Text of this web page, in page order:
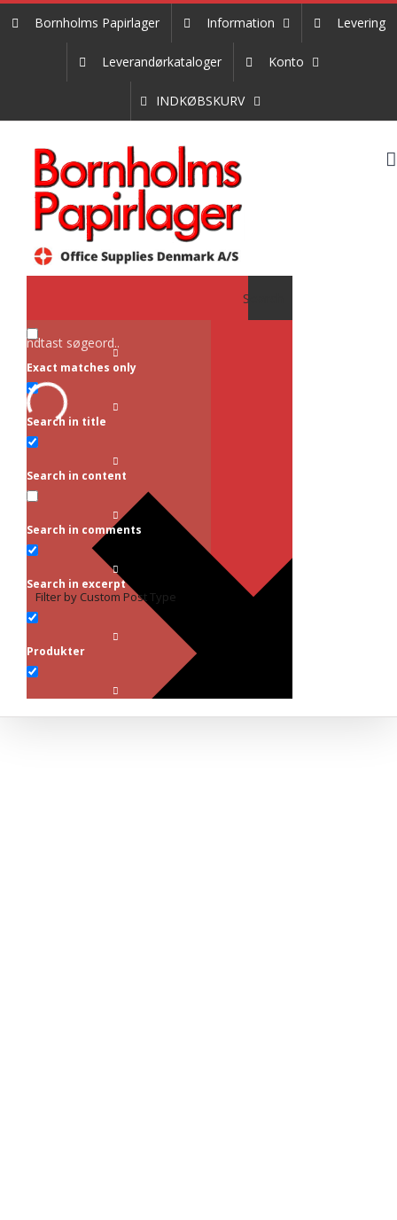
Bornholms Papirlager Information Levering
Leverandørkataloger Konto
INDKØBSKURV
Search
Exact matches only
Search in title
Search in content
Search in comments
Search in excerpt
Filter by Custom Post Type
Produkter